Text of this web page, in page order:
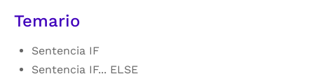
Temario
Sentencia IF
Sentencia IF... ELSE